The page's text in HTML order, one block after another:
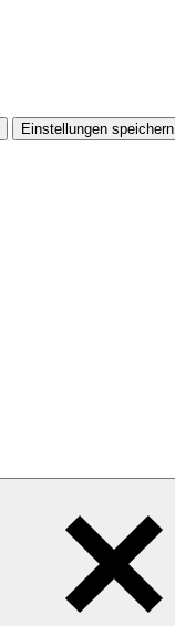
Einstellungen speichern